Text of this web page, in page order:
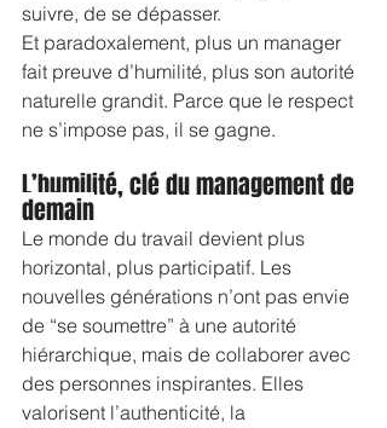
suivre, de se dépasser.
Et paradoxalement, plus un manager
fait preuve d’humilité, plus son autorité
naturelle grandit. Parce que le respect
ne s’impose pas, il se gagne.
L’humilité, clé du management de
demain
Le monde du travail devient plus
horizontal, plus participatif. Les
nouvelles générations n’ont pas envie
de “se soumettre” à une autorité
hiérarchique, mais de collaborer avec
des personnes inspirantes. Elles
valorisent l’authenticité, la